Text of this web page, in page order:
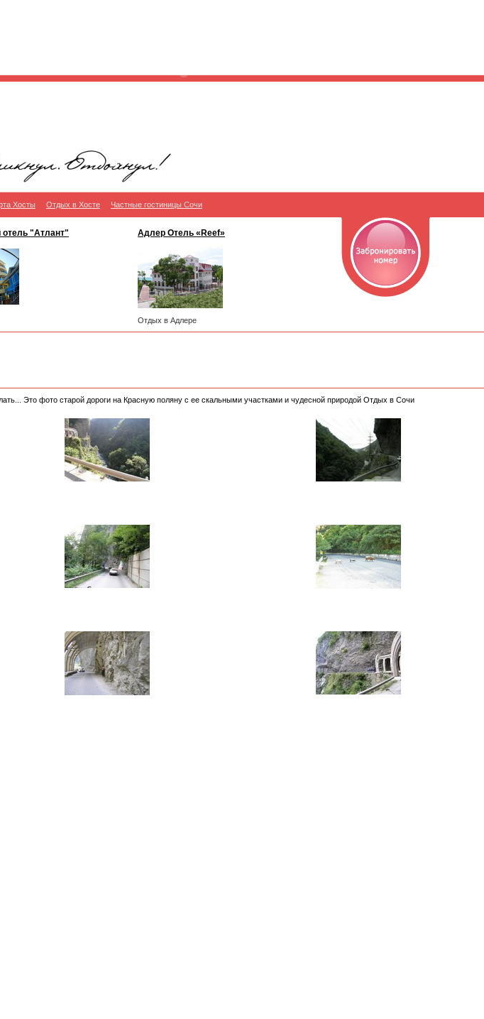
Хосты Отдых в Хосте Частные гостиницы Сочи
"Атлант" Адлер Отель «Reef»
Отдых в Адлере
Это фото старой дороги на Красную поляну с ее скальными участками и чудесной природой Отдых в Сочи